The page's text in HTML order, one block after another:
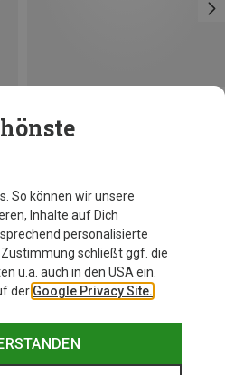
So können wir unsere
Inhalte auf Dich
personalisierte
schließt ggf. die
u.a. auch in den USA ein.
der Google Privacy Site.